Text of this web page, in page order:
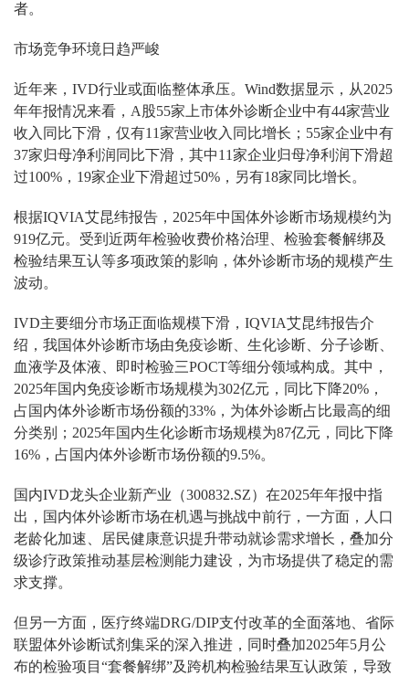
者。
市场竞争环境日趋严峻
近年来，IVD行业或面临整体承压。Wind数据显示，从2025
年年报情况来看，A股55家上市体外诊断企业中有44家营业
收入同比下滑，仅有11家营业收入同比增长；55家企业中有
37家归母净利润同比下滑，其中11家企业归母净利润下滑超
过100%，19家企业下滑超过50%，另有18家同比增长。
根据IQVIA艾昆纬报告，2025年中国体外诊断市场规模约为
919亿元。受到近两年检验收费价格治理、检验套餐解绑及
检验结果互认等多项政策的影响，体外诊断市场的规模产生
波动。
IVD主要细分市场正面临规模下滑，IQVIA艾昆纬报告介
绍，我国体外诊断市场由免疫诊断、生化诊断、分子诊断、
血液学及体液、即时检验三POCT等细分领域构成。其中，
2025年国内免疫诊断市场规模为302亿元，同比下降20%，
占国内体外诊断市场份额的33%，为体外诊断占比最高的细
分类别；2025年国内生化诊断市场规模为87亿元，同比下降
16%，占国内体外诊断市场份额的9.5%。
国内IVD龙头企业新产业（300832.SZ）在2025年年报中指
出，国内体外诊断市场在机遇与挑战中前行，一方面，人口
老龄化加速、居民健康意识提升带动就诊需求增长，叠加分
级诊疗政策推动基层检测能力建设，为市场提供了稳定的需
求支撑。
但另一方面，医疗终端DRG/DIP支付改革的全面落地、省际
联盟体外诊断试剂集采的深入推进，同时叠加2025年5月公
布的检验项目“套餐解绑”及跨机构检验结果互认政策，导致